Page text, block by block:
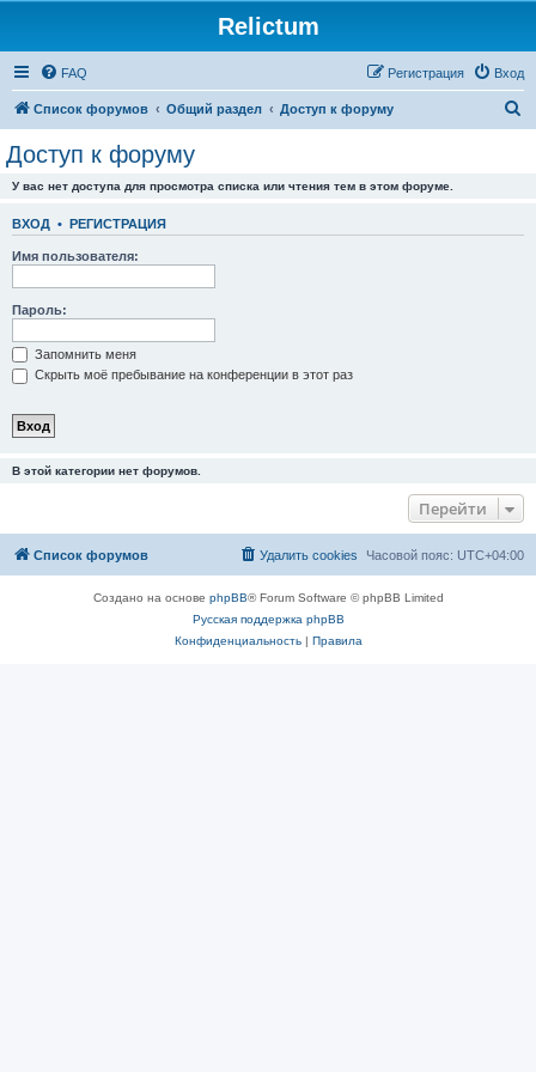
Relictum
FAQ Вход
Регистрация
Список форумов Общий раздел Доступ к форуму
Доступ к форуму
У вас нет доступа для просмотра списка или чтения тем в этом форуме.
ВХОД • РЕГИСТРАЦИЯ
Имя пользователя:
Пароль:
Запомнить меня
Скрыть моё пребывание на конференции в этот раз
В этой категории нет форумов.
Перейти
Список форумов Часовой пояс: UTC+04:00
Удалить cookies
Создано на основе phpBB® Forum Software © phpBB Limited
Русская поддержка phpBB
Конфиденциальность| Правила